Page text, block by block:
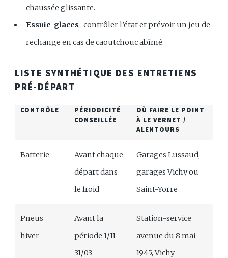
chaussée glissante.
Essuie-glaces: contrôler l’état et prévoir un jeu de
rechange en cas de caoutchouc abîmé.
LISTE SYNTHÉTIQUE DES ENTRETIENS
PRÉ-DÉPART
CONTRÔLE
PÉRIODICITÉ
CONSEILLÉE
OÙ FAIRE LE POINT
À LE VERNET /
ALENTOURS
Batterie
Avant chaque
départ dans
le froid
Garages Lussaud,
garages Vichy ou
Saint-Yorre
Pneus
hiver
Avant la
période 1/11-
31/03
Station-service
avenue du 8 mai
1945, Vichy